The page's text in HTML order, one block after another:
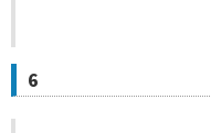
6